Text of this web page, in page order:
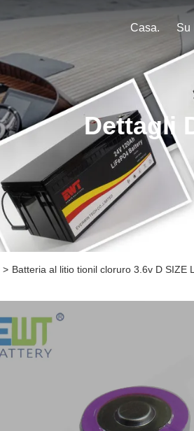
Casa. Su
Dettagli
> Batteria al litio tionil cloruro 3.6v D SIZE